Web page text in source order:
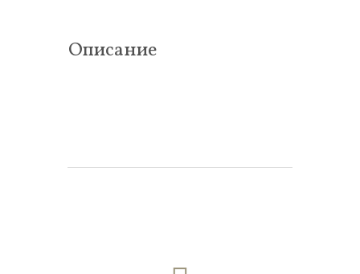
Описание